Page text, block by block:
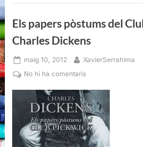
Els papers pòstums del
Charles Dickens
Posted
on
maig 10, 2012 By
XavierSerrahima
No hi ha comentarisa
papers
pòstums
del
Club
Pickwick,